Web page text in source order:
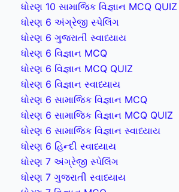
ધોરણ 10 સામાજિક વિજ્ઞાન MCQ QUIZ
ધોરણ 6 અંગ્રેજી સ્પેલિંગ
ધોરણ 6 ગુજરાતી સ્વાધ્યાય
ધોરણ 6 વિજ્ઞાન MCQ
ધોરણ 6 વિજ્ઞાન MCQ QUIZ
ધોરણ 6 વિજ્ઞાન સ્વાધ્યાય
ધોરણ 6 સામાજિક વિજ્ઞાન MCQ
ધોરણ 6 સામાજિક વિજ્ઞાન MCQ QUIZ
ધોરણ 6 સામાજિક વિજ્ઞાન સ્વાધ્યાય
ધોરણ 6 હિન્દી સ્વાધ્યાય
ધોરણ 7 અંગ્રેજી સ્પેલિંગ
ધોરણ 7 ગુજરાતી સ્વાધ્યાય